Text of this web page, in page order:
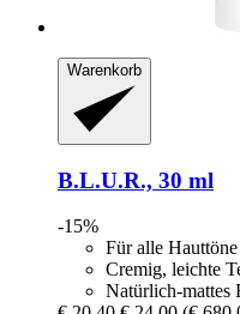
Warenkorb
B.L.U.R., 30 ml
-15%
Für alle Hauttöne
Cremig, leichte
Natürlich-mattes